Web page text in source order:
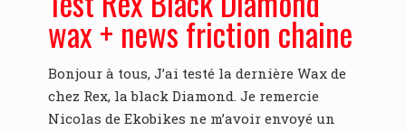
wax + news friction chaine
Bonjour à tous, J’ai testé la dernière Wax de
chez Rex, la black Diamond. Je remercie
Nicolas de Ekobikes ne m’avoir envoyé un